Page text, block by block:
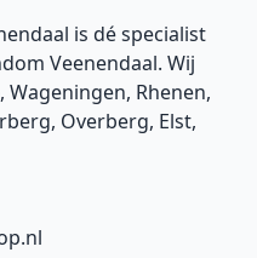
is dé specialist
Veenendaal. Wij
, Wageningen, Rhenen,
Overberg, Elst,